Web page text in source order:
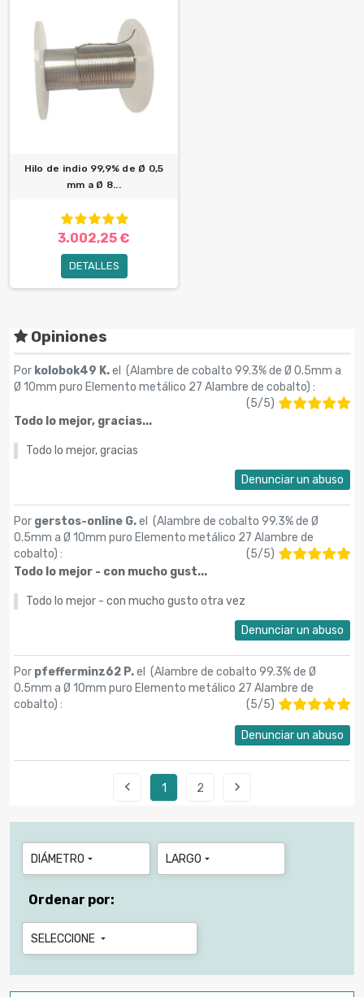
Hilo de indio 99,9% de Ø 0,5
mm a Ø 8...
3.002,25 €
DETALLES
Opiniones
Por kolobok49 K.el (Alambre de cobalto 99.3% de Ø 0.5mm a
Ø 10mm puro Elemento metálico 27 Alambre de cobalto) :
(5/5)
Todo lo mejor, gracias...
Todo lo mejor, gracias
Denunciar un abuso
Por gerstos-online G.el (Alambre de cobalto 99.3% de Ø
0.5mm a Ø 10mm puro Elemento metálico 27 Alambre de
cobalto) : (5/5)
Todo lo mejor - con mucho gust...
Todo lo mejor - con mucho gusto otra vez
Denunciar un abuso
Por pfefferminz62 P.el (Alambre de cobalto 99.3% de Ø
0.5mm a Ø 10mm puro Elemento metálico 27 Alambre de
cobalto) : (5/5)
Denunciar un abuso
 1 2 
DIÁMETRO  LARGO 
Ordenar por:
SELECCIONE 